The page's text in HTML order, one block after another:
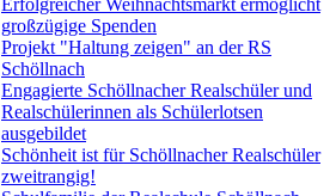
Erfolgreicher Weihnachtsmarkt ermöglicht
großzügige Spenden
Projekt "Haltung zeigen" an der RS
Schöllnach
Engagierte Schöllnacher Realschüler und
Realschülerinnen als Schülerlotsen
ausgebildet
Schönheit ist für Schöllnacher Realschüler
zweitrangig!